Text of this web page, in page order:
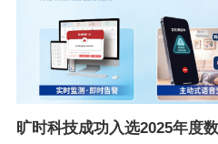
旷时科技成功入选2025年度